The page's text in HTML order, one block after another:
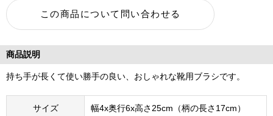
商品説明
持ち手が長くて使い勝手の良い、おしゃれな靴用ブラシです。
サイズ 幅4x奥行6x高さ25cm（柄の長さ17cm）